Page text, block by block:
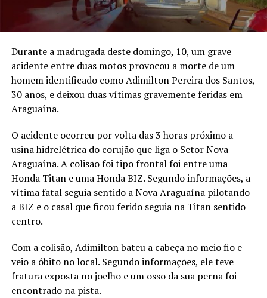
Durante a madrugada deste domingo, 10, um grave
acidente entre duas motos provocou a morte de um
homem identificado como Adimilton Pereira dos Santos,
30 anos, e deixou duas vítimas gravemente feridas em
Araguaína.
O acidente ocorreu por volta das 3 horas próximo a
usina hidrelétrica do corujão que liga o Setor Nova
Araguaína. A colisão foi tipo frontal foi entre uma
Honda Titan e uma Honda BIZ. Segundo informações, a
vítima fatal seguia sentido a Nova Araguaína pilotando
a BIZ e o casal que ficou ferido seguia na Titan sentido
centro.
Com a colisão, Adimilton bateu a cabeça no meio fio e
veio a óbito no local. Segundo informações, ele teve
fratura exposta no joelho e um osso da sua perna foi
encontrado na pista.